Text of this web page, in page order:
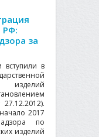
РФ:
за
в
изделий
2017
по
изделий